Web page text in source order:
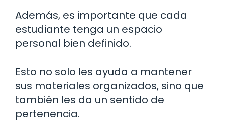
Además, es importante que cada
estudiante tenga un espacio
personal bien definido.
Esto no solo les ayuda a mantener
sus materiales organizados, sino que
también les da un sentido de
pertenencia.